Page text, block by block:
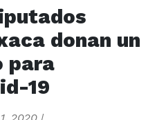
donan un
para
19